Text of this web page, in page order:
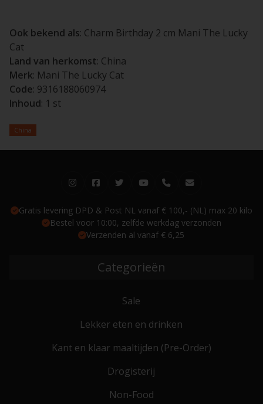
Ook bekend als: Charm Birthday 2 cm Mani The Lucky
Cat
Land van herkomst: China
Merk: Mani The Lucky Cat
Code: 9316188060974
Inhoud: 1 st
China
Gratis levering DPD & Post NL vanaf € 100,- (NL) max 20 kilo
Bestel voor 10:00, zelfde werkdag verzonden
Verzenden al vanaf € 6,25
Categorieën
Sale
Lekker eten en drinken
Kant en klaar maaltijden (Pre-Order)
Drogisterij
Non-Food